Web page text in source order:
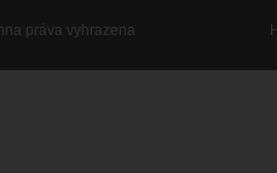
práva vyhrazena